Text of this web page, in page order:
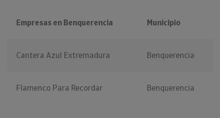
Empresas en Benquerencia Municipio
Cantera Azul Extremadura Benquerencia
Flamenco Para Recordar Benquerencia